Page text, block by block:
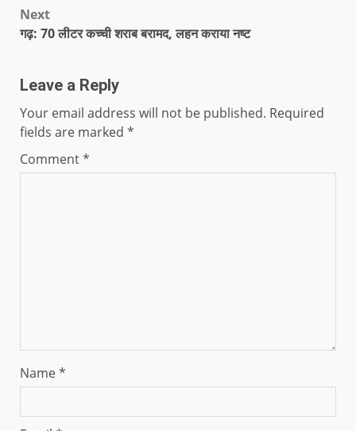
Next
गढ़: 70 लीटर कच्ची शराब बरामद, लहन कराया नष्ट
Leave a Reply
Your email address will not be published. Required
fields are marked *
Comment*
Name*